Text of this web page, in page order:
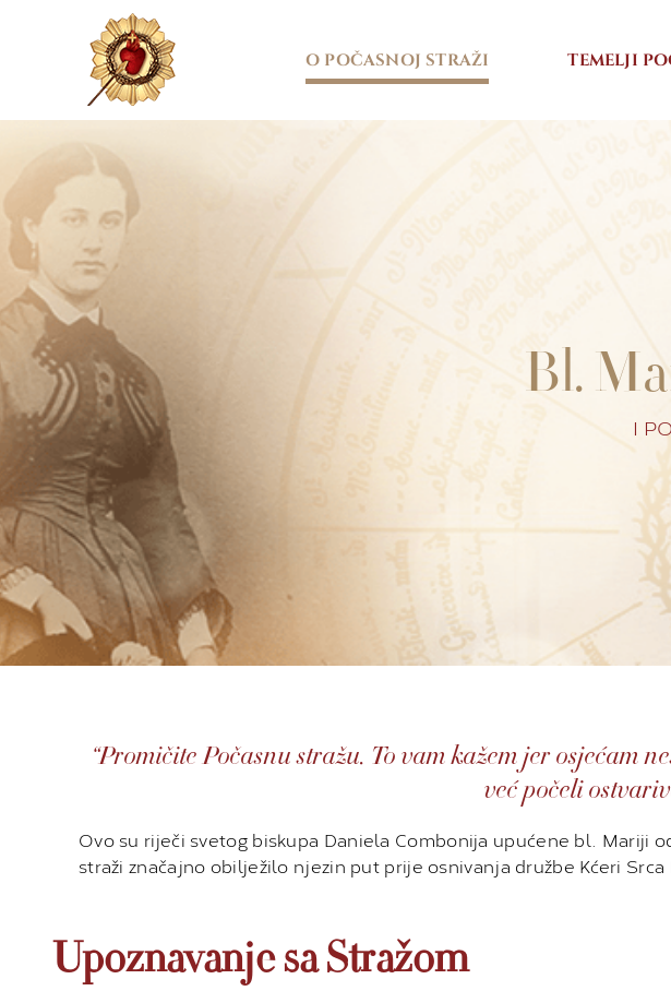
O POČASNOJ STRAŽI TEMELJI
Bl.
I
“Promičite Počasnu stražu. To vam kažem jer osjećam
već počeli
Ovo su riječi svetog biskupa Daniela Combonija upućene bl. Mariji
straži značajno obilježilo njezin put prije osnivanja družbe Kćeri Srca
Upoznavanje sa Stražom